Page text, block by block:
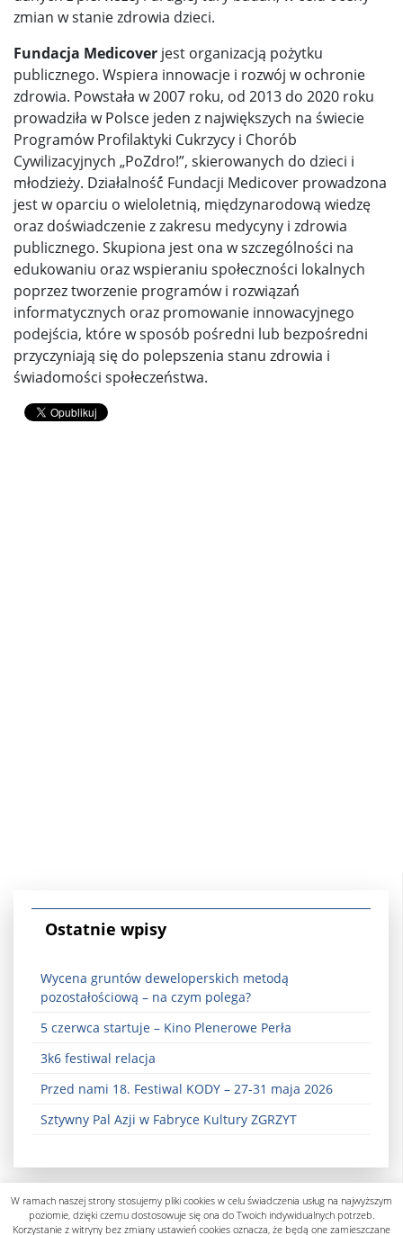
zmian w stanie zdrowia dzieci.
Fundacja Medicover jest organizacją pożytku
publicznego. Wspiera innowacje i rozwój w ochronie
zdrowia. Powstała w 2007 roku, od 2013 do 2020 roku
prowadziła w Polsce jeden z największych na świecie
Programów Profilaktyki Cukrzycy i Chorób
Cywilizacyjnych „PoZdro!”, skierowanych do dzieci i
młodzieży. Działalność́ Fundacji Medicover prowadzona
jest w oparciu o wieloletnią, międzynarodową wiedzę
oraz doświadczenie z zakresu medycyny i zdrowia
publicznego. Skupiona jest ona w szczególności na
edukowaniu oraz wspieraniu społeczności lokalnych
poprzez tworzenie programów i rozwiązań́
informatycznych oraz promowanie innowacyjnego
podejścia, które w sposób pośredni lub bezpośredni
przyczyniają się do polepszenia stanu zdrowia i
świadomości społeczeństwa.
Ostatnie wpisy
Wycena gruntów deweloperskich metodą
pozostałościową – na czym polega?
5 czerwca startuje – Kino Plenerowe Perła
3k6 festiwal relacja
Przed nami 18. Festiwal KODY – 27-31 maja 2026
Sztywny Pal Azji w Fabryce Kultury ZGRZYT
W ramach naszej strony stosujemy pliki cookies w celu świadczenia usług na najwyższym
poziomie, dzięki czemu dostosowuje się ona do Twoich indywidualnych potrzeb.
Korzystanie z witryny bez zmiany ustawień cookies oznacza, że będą one zamieszczane